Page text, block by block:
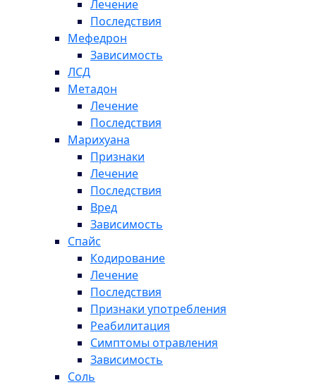
Лечение
Последствия
Мефедрон
Зависимость
ЛСД
Метадон
Лечение
Последствия
Марихуана
Признаки
Лечение
Последствия
Вред
Зависимость
Спайс
Кодирование
Лечение
Последствия
Признаки употребления
Реабилитация
Симптомы отравления
Зависимость
Соль